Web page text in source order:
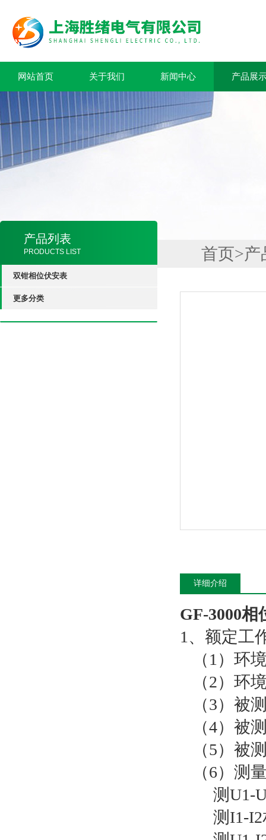
网站首页 关于我们 新闻中心 产品展
产品列表
PRODUCTS LIST
双钳相位伏安表
更多分类
首页>产
详细介绍
GF-3000
1、额定工
（1）环
（2）环
（3）被
（4）被
（5）被
（6）测
测U1-U2
测I1-I2相